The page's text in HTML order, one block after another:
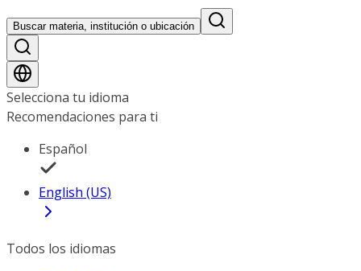
Buscar materia, institución o ubicación
Selecciona tu idioma
Recomendaciones para ti
Español
English (US)
Todos los idiomas